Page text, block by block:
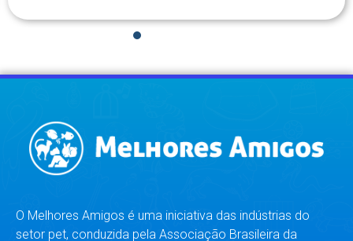
O Melhores Amigos é uma iniciativa das indústrias do
setor pet, conduzida pela Associação Brasileira da